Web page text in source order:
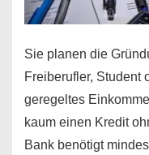
Sie planen die
Freiberufler, Student
geregeltes
kaum einen Kredit
Bank benötigt